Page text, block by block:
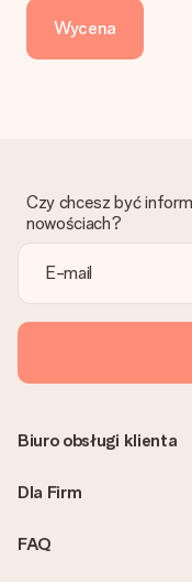
dni przedłużenia
aby zamówienie trafiło
wybrać Przelew
Czy faktura jest
Żaden rachunek lub
Możesz ją również
możesz wysłać
prawdziwą
Wycena
Czy chcesz być
nowościach?
FAQ
Biuro obsługi klienta
Dla Firm